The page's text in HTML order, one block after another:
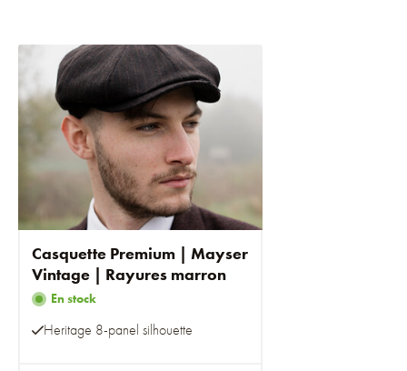
Casquette Premium | Mayser
Vintage | Rayures marron
En stock
Heritage 8-panel silhouette